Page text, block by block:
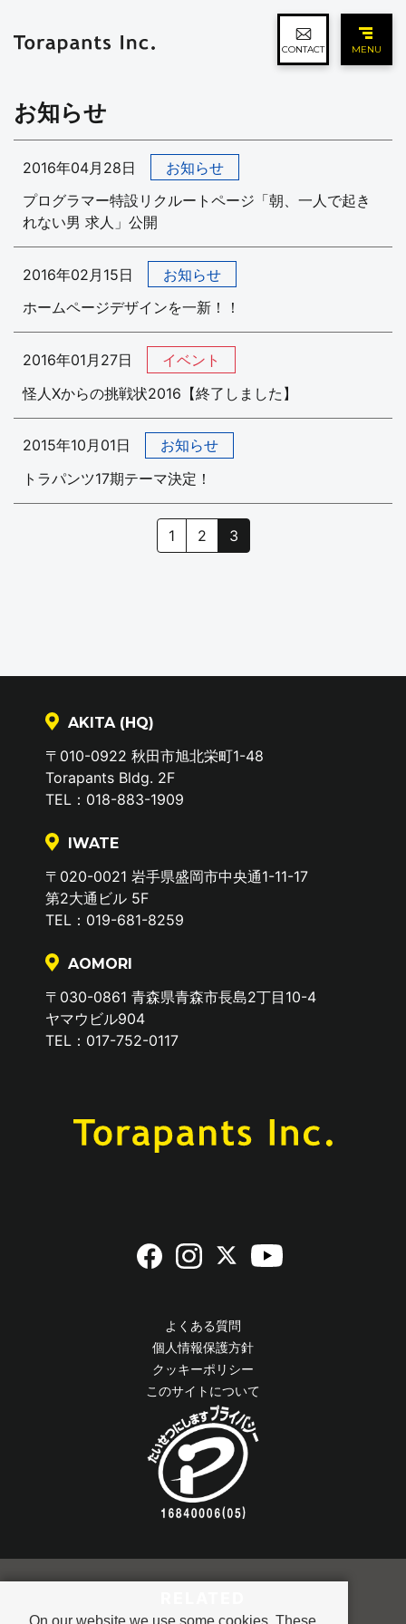
MENU
CONTACT
お知らせ
2016年04月28日
お知らせ
プログラマー特設リクルートページ「朝、一人で起き
れない男 求人」公開
2016年02月15日
お知らせ
ホームページデザインを一新！！
2016年01月27日
イベント
怪人Xからの挑戦状2016【終了しました】
2015年10月01日
お知らせ
トラパンツ17期テーマ決定！
1 2 3（現在のページ）
AKITA (HQ)
〒010-0922 秋田市旭北栄町1-48
Torapants Bldg. 2F
TEL：018-883-1909
IWATE
〒020-0021 岩手県盛岡市中央通1-11-17
第2大通ビル 5F
TEL：019-681-8259
AOMORI
〒030-0861 青森県青森市長島2丁目10-4
ヤマウビル904
TEL：017-752-0117
よくある質問
個人情報保護方針
クッキーポリシー
このサイトについて